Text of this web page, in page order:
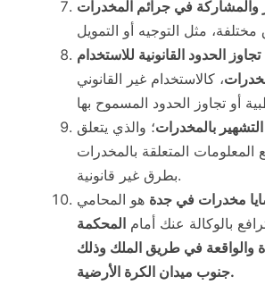
والمشاركة في جرائم المخدرات
تجاوز الحدود القانونية للاستخدام
، كالاستخدام غير القانوني
التشهير بالمخدرات؛ والذي يتعلق
المعلومات المتعلقة بالمخدرات
بطرق غير قانونية.
مخدرات في جدة هو المحامي
بالوكالة عنك أمام المحكمة
والواقعة في طريق الملك وذلك
جنوب ميدان الكرة الأرضية.